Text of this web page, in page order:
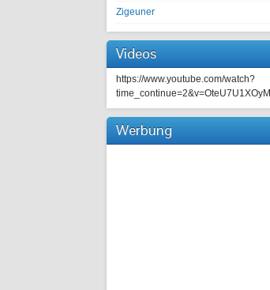
Zigeuner
Videos
https://www.youtube.com/watch?
time_continue=2&v=OteU7U1XOyM
Werbung